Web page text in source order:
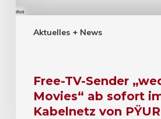
Aktuelles + News
Free-TV-Sender
Movies“ ab sofort
Kabelnetz von PŸUR